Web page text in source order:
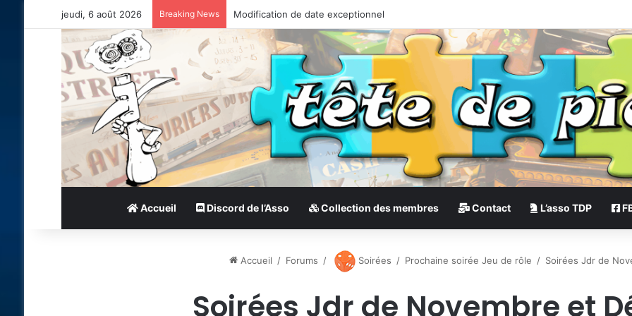
jeudi, 6 août 2026 Breaking News Bonnes fêtes !
Accueil Discord de l’Asso Collection des membres Contact L’asso TDP
Accueil / Forums / Soirées / Prochaine soirée Jeu de rôle / Soirées Jdr de
Soirées Jdr de Novembre et